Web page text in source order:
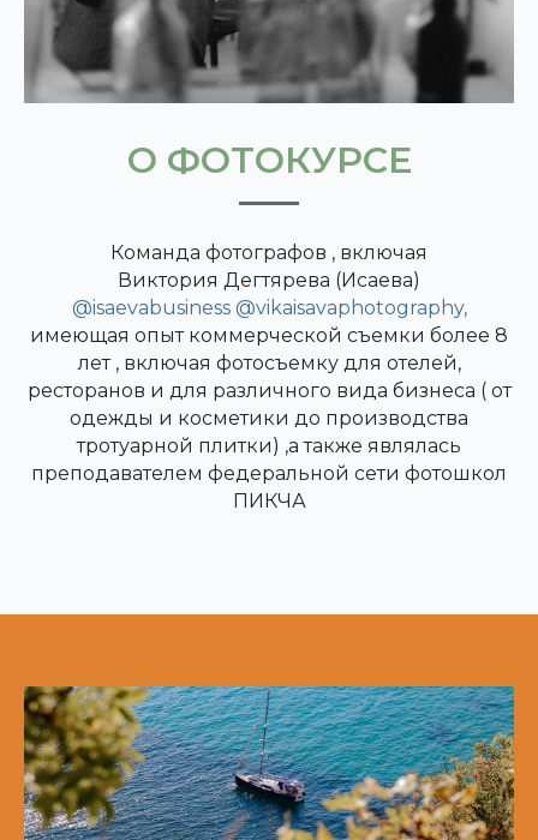
О ФОТОКУРСЕ
Команда фотографов , включая
Виктория Дегтярева (Исаева)
@isaevabusiness @vikaisavaphotography,
имеющая опыт коммерческой съемки более 8
лет , включая фотосъемку для отелей,
ресторанов и для различного вида бизнеса ( от
одежды и косметики до производства
тротуарной плитки) ,а также являлась
преподавателем федеральной сети фотошкол
ПИКЧА